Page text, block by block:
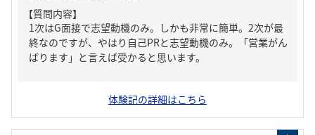
【質問内容】
1次はG面接で志望動機のみ。しかも非常に簡単。2次が最
終なのですが、やはり自己PRと志望動機のみ。「営業がん
ばります」と言えば受かると思います。
体験記の詳細はこちら